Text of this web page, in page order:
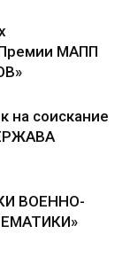
МАПП
на соискание
ВОЕННО-